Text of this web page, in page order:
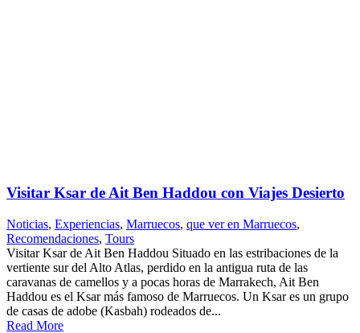
Visitar Ksar de Ait Ben Haddou con Viajes Desierto
Noticias, Experiencias, Marruecos, que ver en Marruecos,
Recomendaciones, Tours
Visitar Ksar de Ait Ben Haddou Situado en las estribaciones de la
vertiente sur del Alto Atlas, perdido en la antigua ruta de las
caravanas de camellos y a pocas horas de Marrakech, Ait Ben
Haddou es el Ksar más famoso de Marruecos. Un Ksar es un grupo
de casas de adobe (Kasbah) rodeados de...
Read More